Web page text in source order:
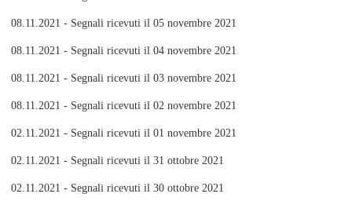
08.11.2021 - Segnali ricevuti il 05 novembre 2021
08.11.2021 - Segnali ricevuti il 04 novembre 2021
08.11.2021 - Segnali ricevuti il 03 novembre 2021
08.11.2021 - Segnali ricevuti il 02 novembre 2021
02.11.2021 - Segnali ricevuti il 01 novembre 2021
02.11.2021 - Segnali ricevuti il 31 ottobre 2021
02.11.2021 - Segnali ricevuti il 30 ottobre 2021